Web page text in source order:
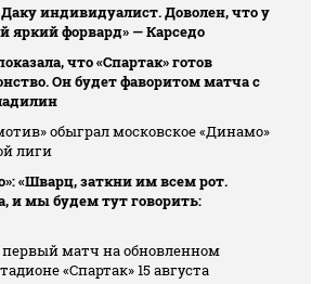
индивидуалист. Доволен, что у
яркий форвард» — Карседо
что «Спартак» готов
Он будет фаворитом матча с
обыграл московское «Динамо»
лиги
«Шварц, заткни им всем рот.
и мы будем тут говорить:
первый матч на обновленном
«Спартак» 15 августа